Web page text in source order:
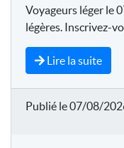
Voyageurs léger le
légères. Inscrivez-
Lire la suite
Publié le 07/08/